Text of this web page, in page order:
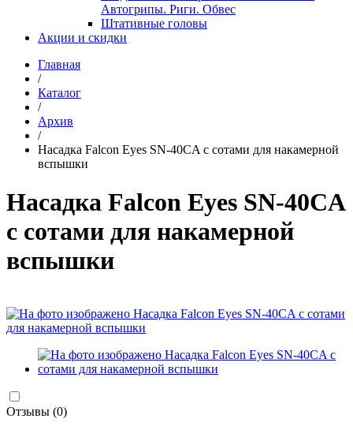
Автогрипы. Риги. Обвес
Штативные головы
Акции и скидки
Главная
/
Каталог
/
Архив
/
Насадка Falcon Eyes SN-40CA с сотами для накамерной
вспышки
Насадка Falcon Eyes SN-40CA
с сотами для накамерной
вспышки
Отзывы (0)